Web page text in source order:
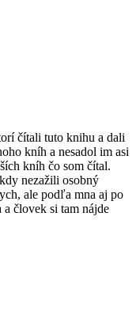
čítali tuto knihu a dali
kníh a nesadol im asi
kníh čo som čítal.
nezažili osobný
ale podľa mna aj po
človek si tam nájde